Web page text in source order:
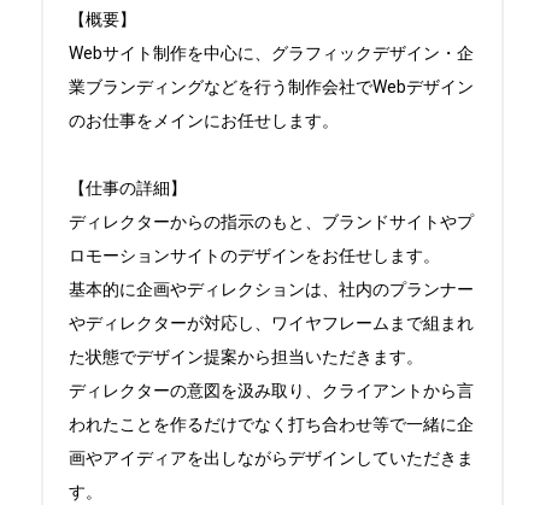
【概要】
Webサイト制作を中心に、グラフィックデザイン・企
業ブランディングなどを行う制作会社でWebデザイン
のお仕事をメインにお任せします。
【仕事の詳細】
ディレクターからの指示のもと、ブランドサイトやプ
ロモーションサイトのデザインをお任せします。
基本的に企画やディレクションは、社内のプランナー
やディレクターが対応し、ワイヤフレームまで組まれ
た状態でデザイン提案から担当いただきます。
ディレクターの意図を汲み取り、クライアントから言
われたことを作るだけでなく打ち合わせ等で一緒に企
画やアイディアを出しながらデザインしていただきま
す。